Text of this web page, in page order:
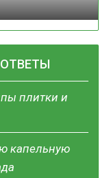
плитки и
капельную